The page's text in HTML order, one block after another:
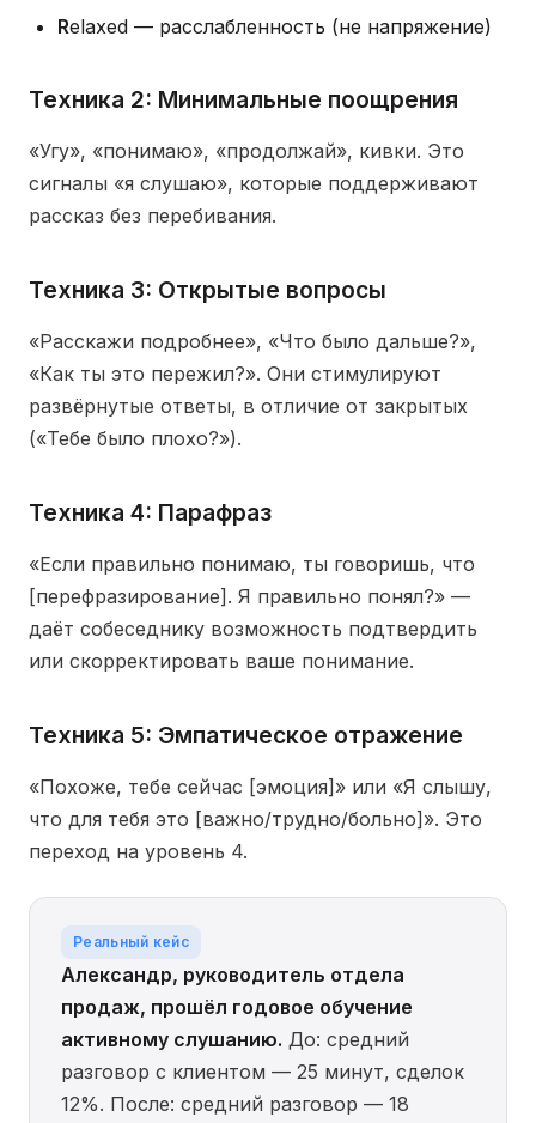
Relaxed — расслабленность (не напряжение)
Техника 2: Минимальные поощрения
«Угу», «понимаю», «продолжай», кивки. Это
сигналы «я слушаю», которые поддерживают
рассказ без перебивания.
Техника 3: Открытые вопросы
«Расскажи подробнее», «Что было дальше?»,
«Как ты это пережил?». Они стимулируют
развёрнутые ответы, в отличие от закрытых
(«Тебе было плохо?»).
Техника 4: Парафраз
«Если правильно понимаю, ты говоришь, что
[перефразирование]. Я правильно понял?» —
даёт собеседнику возможность подтвердить
или скорректировать ваше понимание.
Техника 5: Эмпатическое отражение
«Похоже, тебе сейчас [эмоция]» или «Я слышу,
что для тебя это [важно/трудно/больно]». Это
переход на уровень 4.
Реальный кейс
Александр, руководитель отдела
продаж, прошёл годовое обучение
активному слушанию. До: средний
разговор с клиентом — 25 минут, сделок
12%. После: средний разговор — 18